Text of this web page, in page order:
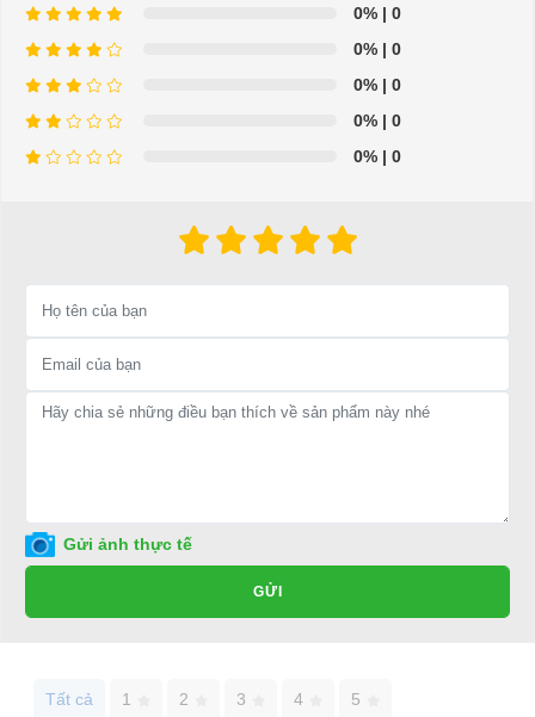
0% | 0
0% | 0
0% | 0
0% | 0
0% | 0
Gửi ảnh thực tế
GỬI
Tất cả 1 2 3 4 5